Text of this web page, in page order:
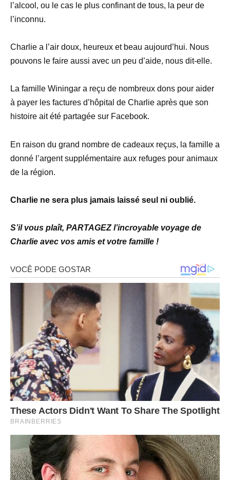
l’alcool, ou le cas le plus confinant de tous, la peur de
l’inconnu.
Charlie a l’air doux, heureux et beau aujourd’hui. Nous
pouvons le faire aussi avec un peu d’aide, nous dit-elle.
La famille Winingar a reçu de nombreux dons pour aider
à payer les factures d’hôpital de Charlie après que son
histoire ait été partagée sur Facebook.
En raison du grand nombre de cadeaux reçus, la famille a
donné l’argent supplémentaire aux refuges pour animaux
de la région.
Charlie ne sera plus jamais laissé seul ni oublié.
S’il vous plaît, PARTAGEZ l’incroyable voyage de
Charlie avec vos amis et votre famille !